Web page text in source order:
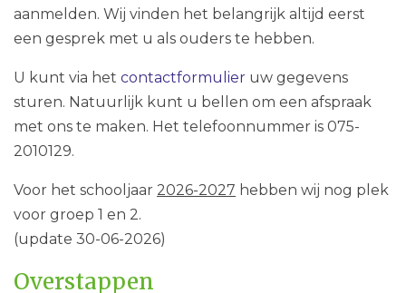
aanmelden. Wij vinden het belangrijk altijd eerst
een gesprek met u als ouders te hebben.
U kunt via het contactformulier uw gegevens
sturen. Natuurlijk kunt u bellen om een afspraak
met ons te maken. Het telefoonnummer is 075-
2010129.
Voor het schooljaar 2026-2027 hebben wij nog plek
voor groep 1 en 2.
(update 30-06-2026)
Overstappen